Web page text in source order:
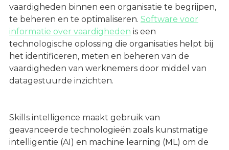
vaardigheden binnen een organisatie te begrijpen,
te beheren en te optimaliseren. Software voor
informatie over vaardigheden is een
technologische oplossing die organisaties helpt bij
het identificeren, meten en beheren van de
vaardigheden van werknemers door middel van
datagestuurde inzichten.
Skills intelligence maakt gebruik van
geavanceerde technologieën zoals kunstmatige
intelligentie (AI) en machine learning (ML) om de